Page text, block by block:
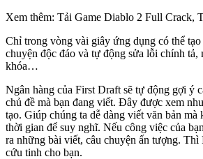
Xem thêm: Tải Game Diablo 2 Full Crack,
Chỉ trong vòng vài giây ứng dụng có thể tạo
chuyện độc đáo và tự động sửa lỗi chính tả,
khóa…
Ngân hàng của First Draft sẽ tự động gợi ý
chủ đề mà bạn đang viết. Đây được xem
tạo. Giúp chúng ta dễ dàng viết văn bản mà
thời gian để suy nghĩ. Nếu công việc của
ra những bài viết, câu chuyện ấn tượng.
cứu tinh cho bạn.